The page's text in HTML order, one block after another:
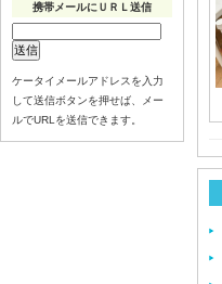
携帯メールにＵＲＬ送信
ケータイメールアドレスを入力
して送信ボタンを押せば、メー
ルでURLを送信できます。